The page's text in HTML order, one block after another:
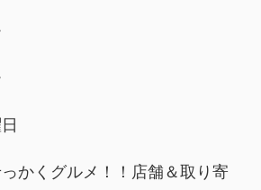
かくグルメ！！店舗＆取り寄